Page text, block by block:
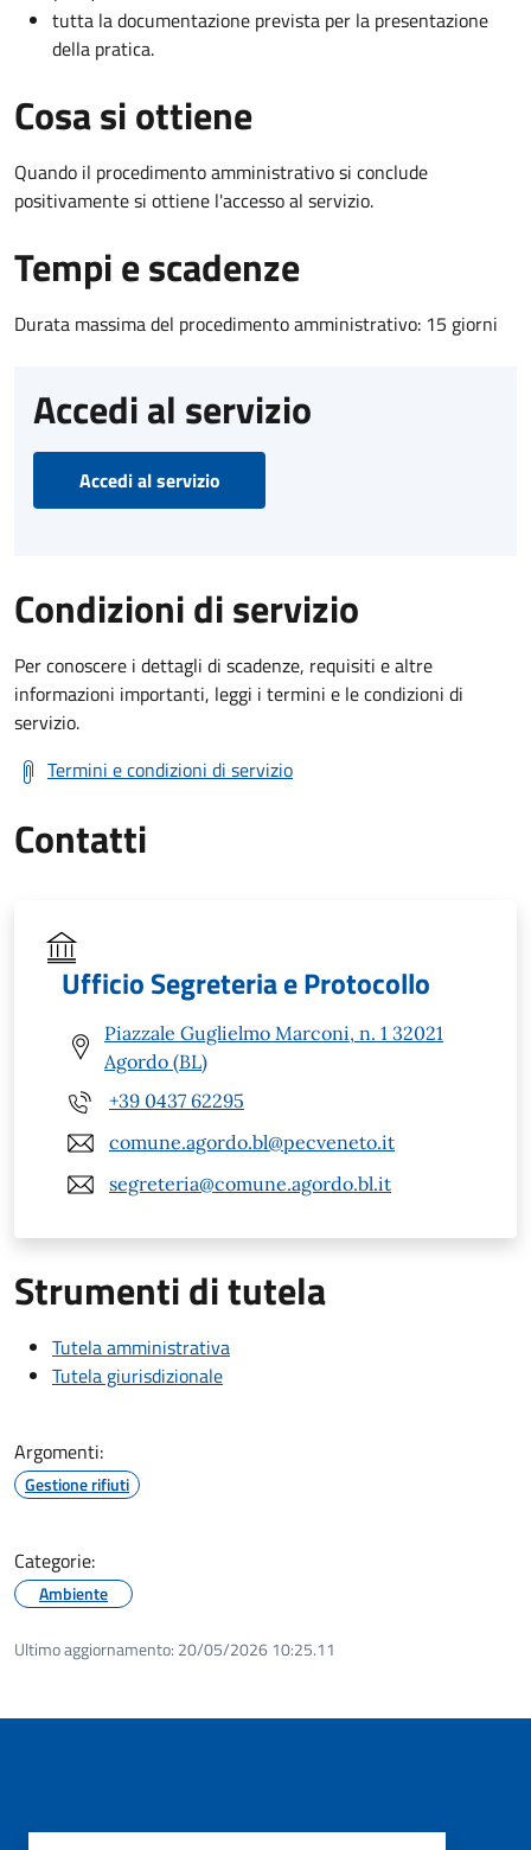
tutta la documentazione prevista per la presentazione
della pratica.
Cosa si ottiene
Quando il procedimento amministrativo si conclude
positivamente si ottiene l'accesso al servizio.
Tempi e scadenze
Durata massima del procedimento amministrativo: 15 giorni
Accedi al servizio
Accedi al servizio
Condizioni di servizio
Per conoscere i dettagli di scadenze, requisiti e altre
informazioni importanti, leggi i termini e le condizioni di
servizio.
Termini e condizioni di servizio
Contatti
Ufficio Segreteria e Protocollo
Piazzale Guglielmo Marconi, n. 1 32021
Agordo (BL)
+39 0437 62295
comune.agordo.bl@pecveneto.it
segreteria@comune.agordo.bl.it
Strumenti di tutela
Tutela amministrativa
Tutela giurisdizionale
Argomenti:
Gestione rifiuti
Categorie:
Ambiente
Ultimo aggiornamento: 20/05/2026 10:25.11